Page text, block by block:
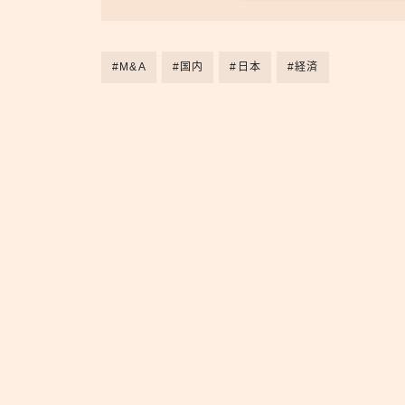
#M&A #国内 #日本 #経済